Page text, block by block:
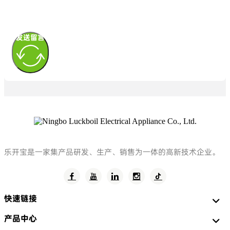
发送留言
乐开宝是一家集产品研发、生产、销售为一体的高新技术企业。
快速链接
产品中心